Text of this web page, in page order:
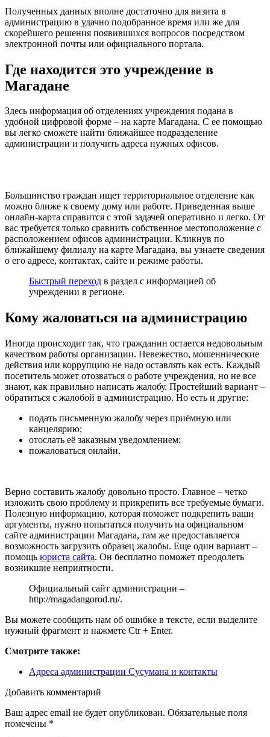
Полученных данных вполне достаточно для визита в
администрацию в удачно подобранное время или же для
скорейшего решения появившихся вопросов посредством
электронной почты или официального портала.
Где находится это учреждение в
Магадане
Здесь информация об отделениях учреждения подана в
удобной цифровой форме – на карте Магадана. С ее помощью
вы легко сможете найти ближайшее подразделение
администрации и получить адреса нужных офисов.
Большинство граждан ищет территориальное отделение как
можно ближе к своему дому или работе. Приведенная выше
онлайн-карта справится с этой задачей оперативно и легко. От
вас требуется только сравнить собственное местоположение с
расположением офисов администрации. Кликнув по
ближайшему филиалу на карте Магадана, вы узнаете сведения
о его адресе, контактах, сайте и режиме работы.
Быстрый переход в раздел с информацией об
учреждении в регионе.
Кому жаловаться на администрацию
Иногда происходит так, что гражданин остается недовольным
качеством работы организации. Невежество, мошеннические
действия или коррупцию не надо оставлять как есть. Каждый
посетитель может отозваться о работе учреждения, но не все
знают, как правильно написать жалобу. Простейший вариант –
обратиться с жалобой в администрацию. Но есть и другие:
подать письменную жалобу через приёмную или
канцелярию;
отослать её заказным уведомлением;
пожаловаться онлайн.
Верно составить жалобу довольно просто. Главное – четко
изложить свою проблему и прикрепить все требуемые бумаги.
Полезную информацию, которая поможет подкрепить ваши
аргументы, нужно попытаться получить на официальном
сайте администрации Магадана, там же предоставляется
возможность загрузить образец жалобы. Еще один вариант –
помощь юриста сайта. Он бесплатно поможет преодолеть
возникшие неприятности.
Официальный сайт администрации –
http://magadangorod.ru/.
Вы можете сообщить нам об ошибке в тексте, если выделите
нужный фрагмент и нажмете Ctr + Enter.
Смотрите также:
Адреса администрации Сусумана и контакты
Добавить комментарий
Ваш адрес email не будет опубликован. Обязательные поля
помечены *